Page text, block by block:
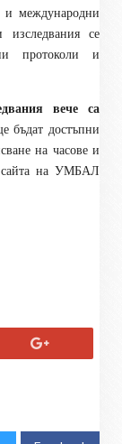
и международни
изследвания се
протоколи и
вече са
бъдат достъпни
на часове и
сайта на УМБАЛ